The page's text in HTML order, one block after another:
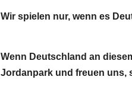
Wir spielen nur, wenn es
Wenn Deutschland an
Jordanpark und freuen uns,